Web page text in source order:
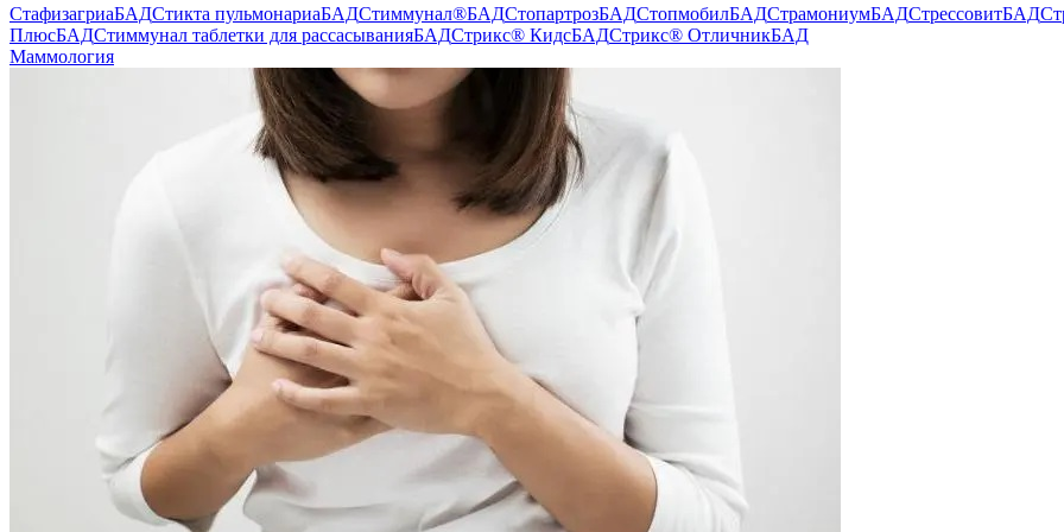
СтафизагриаБАДСтикта пульмонариаБАДСтиммунал®БАДСтопартрозБАДСтопмобилБАДСтрамониумБАДСтрессовитБАД
ПлюсБАДСтиммунал таблетки для рассасыванияБАДСтрикс® КидсБАДСтрикс® ОтличникБАД
Маммология